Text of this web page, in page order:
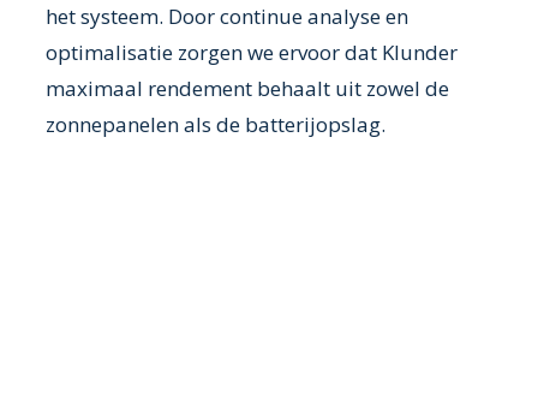
het systeem. Door continue analyse en
optimalisatie zorgen we ervoor dat Klunder
maximaal rendement behaalt uit zowel de
zonnepanelen als de batterijopslag.